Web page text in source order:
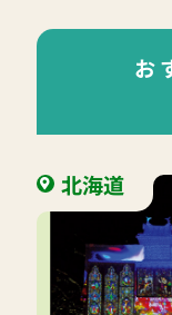
お
北海道